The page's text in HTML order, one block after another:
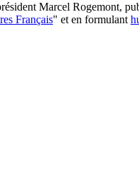
Marcel Rogemont,
Français" et en formulant